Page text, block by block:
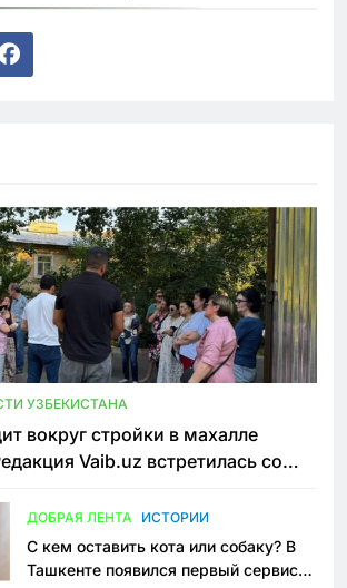
УЗБЕКИСТАНА
вокруг стройки в махалле
Vaib.uz встретилась со
ДОБРАЯ ЛЕНТА ИСТОРИИ
С кем оставить кота или собаку? В
Ташкенте появился первый сервис